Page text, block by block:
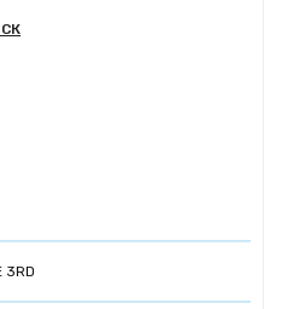
3RD